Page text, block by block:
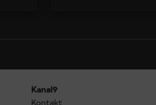
Kanal9
Kontakt